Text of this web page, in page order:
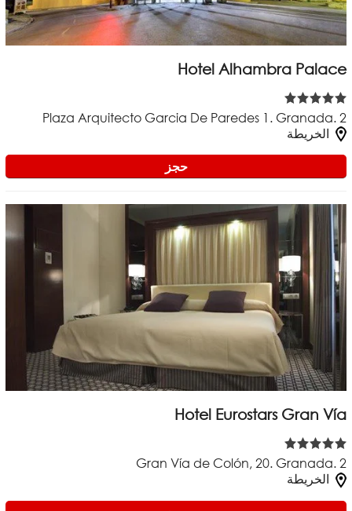
Hotel Alhambra Palace
Plaza Arquitecto Garcia De Paredes 1. Granada. 2
الخريطة
حجز
Hotel Eurostars Gran Vía
Gran Vía de Colón, 20. Granada. 2
الخريطة